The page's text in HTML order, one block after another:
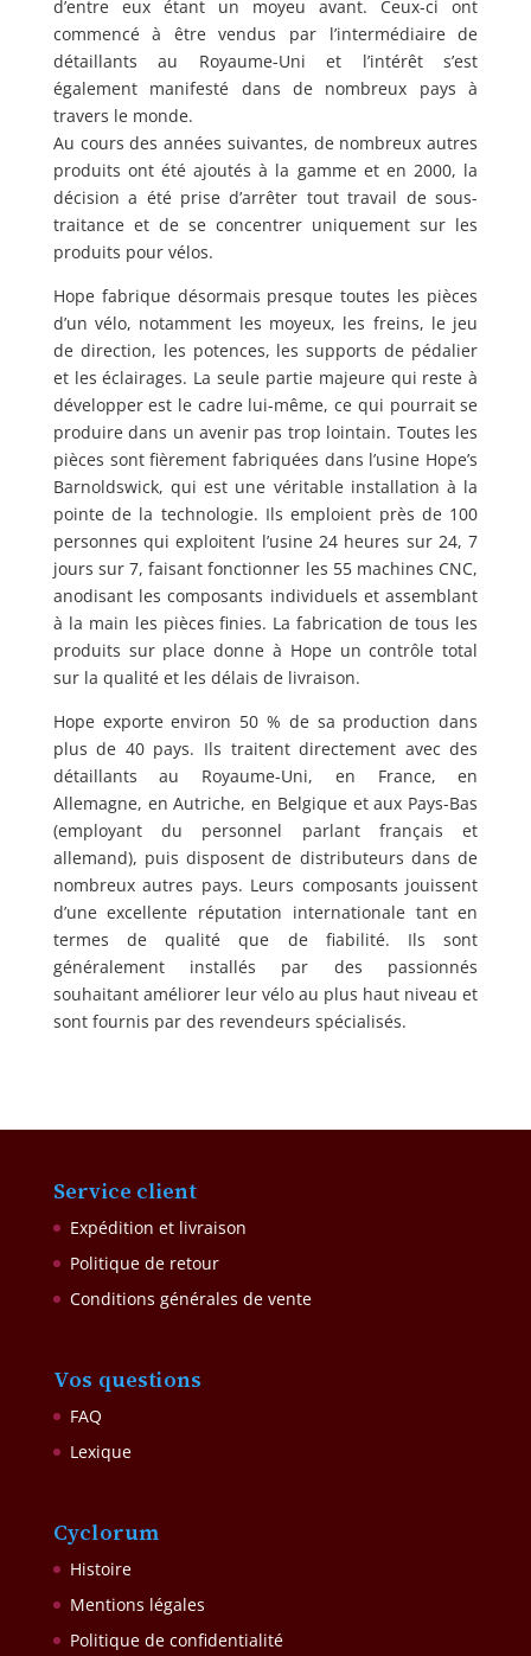
d’entre eux étant un moyeu avant. Ceux-ci ont
commencé à être vendus par l’intermédiaire de
détaillants au Royaume-Uni et l’intérêt s’est
également manifesté dans de nombreux pays à
travers le monde.
Au cours des années suivantes, de nombreux autres
produits ont été ajoutés à la gamme et en 2000, la
décision a été prise d’arrêter tout travail de sous-
traitance et de se concentrer uniquement sur les
produits pour vélos.
Hope fabrique désormais presque toutes les pièces
d’un vélo, notamment les moyeux, les freins, le jeu
de direction, les potences, les supports de pédalier
et les éclairages. La seule partie majeure qui reste à
développer est le cadre lui-même, ce qui pourrait se
produire dans un avenir pas trop lointain. Toutes les
pièces sont fièrement fabriquées dans l’usine Hope’s
Barnoldswick, qui est une véritable installation à la
pointe de la technologie. Ils emploient près de 100
personnes qui exploitent l’usine 24 heures sur 24, 7
jours sur 7, faisant fonctionner les 55 machines CNC,
anodisant les composants individuels et assemblant
à la main les pièces finies. La fabrication de tous les
produits sur place donne à Hope un contrôle total
sur la qualité et les délais de livraison.
Hope exporte environ 50 % de sa production dans
plus de 40 pays. Ils traitent directement avec des
détaillants au Royaume-Uni, en France, en
Allemagne, en Autriche, en Belgique et aux Pays-Bas
(employant du personnel parlant français et
allemand), puis disposent de distributeurs dans de
nombreux autres pays. Leurs composants jouissent
d’une excellente réputation internationale tant en
termes de qualité que de fiabilité. Ils sont
généralement installés par des passionnés
souhaitant améliorer leur vélo au plus haut niveau et
sont fournis par des revendeurs spécialisés.
Service client
Expédition et livraison
Politique de retour
Conditions générales de vente
Vos questions
FAQ
Lexique
Cyclorum
Histoire
Mentions légales
Politique de confidentialité